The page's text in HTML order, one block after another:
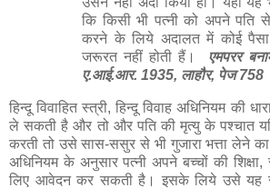
लिए आवेदन कर सकती है। इसके लिये उसे यह
जीवन यापन के लिए उसके पास आय का कोई
वित्तीय तौर पर अपना गुजारा नहीं कर सकती।
फैसला सुनाते हुए कहा कि बिना कारण पति का
पोषण पाने का अधिकार नहीं है। इसी के साथ
खिलाफ लगाया गया भरण-पोषण का आवेदन खारिज
एक मामले में फैसला सुनाते हुए कहा कि बिना कारण
को भरण-पोषण पाने का अधिकार नहीं है। इसी के
पति के खिलाफ लगाया गया भरण-पोषण का आवेदन